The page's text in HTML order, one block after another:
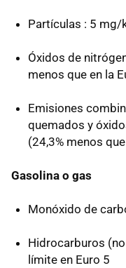
Partículas : 5 mg/
Óxidos de
menos que en la
Emisiones
quemados y
(24,3% menos
Gasolina o gas
Monóxido de
Hidrocarburos
límite en Euro 5